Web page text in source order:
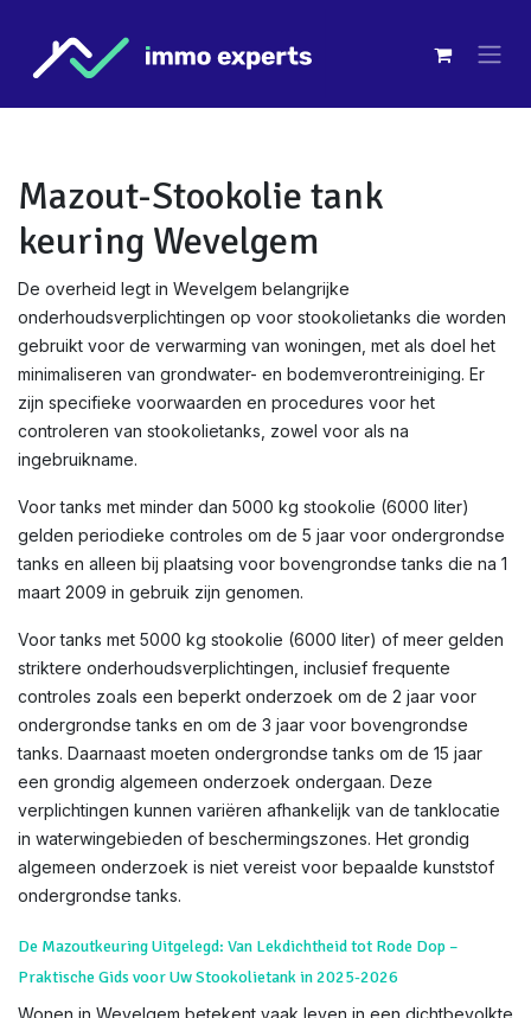
Mazout-Stookolie tank
keuring Wevelgem
De overheid legt in Wevelgem belangrijke
onderhoudsverplichtingen op voor stookolietanks die worden
gebruikt voor de verwarming van woningen, met als doel het
minimaliseren van grondwater- en bodemverontreiniging. Er
zijn specifieke voorwaarden en procedures voor het
controleren van stookolietanks, zowel voor als na
ingebruikname.
Voor tanks met minder dan 5000 kg stookolie (6000 liter)
gelden periodieke controles om de 5 jaar voor ondergrondse
tanks en alleen bij plaatsing voor bovengrondse tanks die na 1
maart 2009 in gebruik zijn genomen.
Voor tanks met 5000 kg stookolie (6000 liter) of meer gelden
striktere onderhoudsverplichtingen, inclusief frequente
controles zoals een beperkt onderzoek om de 2 jaar voor
ondergrondse tanks en om de 3 jaar voor bovengrondse
tanks. Daarnaast moeten ondergrondse tanks om de 15 jaar
een grondig algemeen onderzoek ondergaan. Deze
verplichtingen kunnen variëren afhankelijk van de tanklocatie
in waterwingebieden of beschermingszones. Het grondig
algemeen onderzoek is niet vereist voor bepaalde kunststof
ondergrondse tanks.
De Mazoutkeuring Uitgelegd: Van Lekdichtheid tot Rode Dop –
Praktische Gids voor Uw Stookolietank in 2025-2026
Wonen in Wevelgem betekent vaak leven in een dichtbevolkte